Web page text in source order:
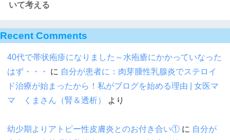
いて考える
Recent Comments
40代で帯状疱疹になりました～水疱瘡にかかっていなった
はず・・・
に 自分が患者に：肉芽腫性乳腺炎でステロイ
ド治療が始まったから！私がブログを始める理由 | 女医マ
マ くまさん（腎＆透析）
より
幼少期よりアトピー性皮膚炎とのお付き合い① に 自分が